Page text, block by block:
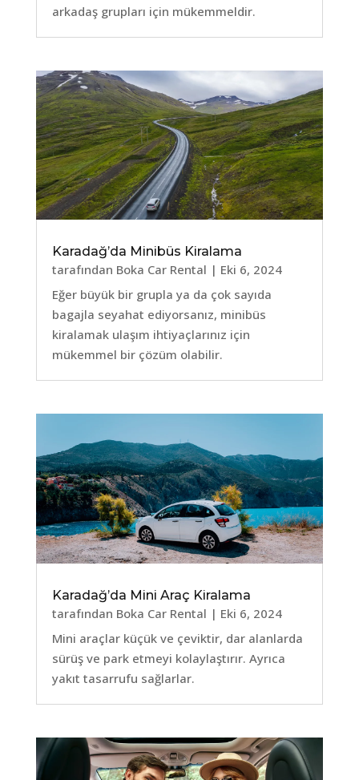
arkadaş grupları için mükemmeldir.
Karadağ’da Minibüs Kiralama
tarafından Boka Car Rental | Eki 6, 2024
Eğer büyük bir grupla ya da çok sayıda
bagajla seyahat ediyorsanız, minibüs
kiralamak ulaşım ihtiyaçlarınız için
mükemmel bir çözüm olabilir.
Karadağ’da Mini Araç Kiralama
tarafından Boka Car Rental | Eki 6, 2024
Mini araçlar küçük ve çeviktir, dar alanlarda
sürüş ve park etmeyi kolaylaştırır. Ayrıca
yakıt tasarrufu sağlarlar.